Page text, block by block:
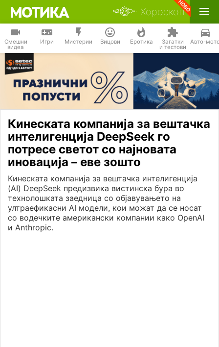
Хороскоп
Смешни
видеа
Игри Мистерии Вицови Еротика Загатки
и тестови
Авто-
Кинеската компанија за вештачка
интелигенција DeepSeek го
потресе светот со најновата
иновација – еве зошто
Кинеската компанија за вештачка интелигенција
(AI) DeepSeek предизвика вистинска бура во
технолошката заедница со објавувањето на
ултраефикасни AI модели, кои можат да се носат
со водечките американски компании како OpenAI
и Anthropic.